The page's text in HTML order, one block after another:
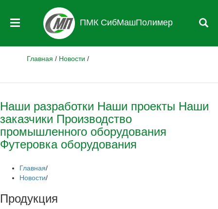
ПМК СибМашПолимер
Главная / Новости /
Наши разработки Наши проекты Наши
заказчики Производство
промышленного оборудования
Футеровка оборудования
Главная/
Новости/
Продукция